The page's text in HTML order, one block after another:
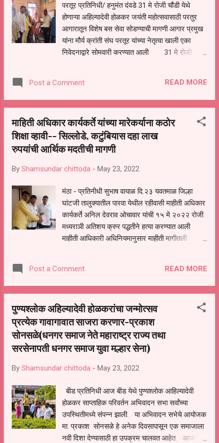
वाहनावर कारवाई केली. काहींना समज दिली आहे. शहरातील
वाहतूक व्यवस्था सुरुळीत करण्यासाठी प्रतिष्ठित
नागरिकांच्या बैठक घेतल्या मात्र फारसा प्रतिसाद मिळाला
नाही. पोलिस प्रशासन हे जबाबदारी घेत स्वत रेल्वेगे...
परतूर प्रतिनिधी/ हनुमंत दंवडे 31 मे रोजी चौंडी येथे
होणाऱ्या अहिल्यादेवी होळकर जयंती महोत्सवासाठी परतुर
आगारातून विशेष बस सेवा सोडण्याची मागणी आगार प्रमुख
यांना मौर्य क्रांती संघ परतूर यांच्या नेतृत्वा खाली एका
निवेदनाद्वारे सोमवारी करण्यात आली 31 मे रोजी
जन्मोत्सव साजरा केला जातो .या निमित्ताने चौंडी येथे
देशभरातून हजारो भाविक भक्त अहिल्या प्रेमी जमा होतात
अहिल्याप्रेमीची संख्या मोठी आहे. परतूर तालुक्यातील हजारो
लोक अहिल्यादेवी यांना अभिवादन करण्यासाठी चौंडी येथे
जाणार आहेत. त्यांच्या सोयीसाठी परतुर आगारातून म्हणजे
सुरू करण्याची मागणी करण्यात आली माननीय जिल्हाधिकारी
आल्या . निवेदना वरील सह्या हनुमंत दवंडे ,दत्ता कोल्हे,
विलास रोकडे ,भागवत रोकडे, विलास तरव टे, नामदेव गोरे,
शिवाजी भालेकर ,बाबू गोसावी...
Post a Comment READ MORE
माहिती अधिकार कार्यकर्ते यांच्या मारेकर्याना कठोर
शिक्षा व्हावी-- सिल्लोडे, कटुंबियास दहा लाख
रुपयांची आर्थिक मदतीची मागणी
By Shamsundar chittoda - May 23, 2022
मंठा - प्रतिनीधी सुभाष वायाळ दि.२३ यवतमाळ जिल्हा
घांटजी तालुक्यातील पारवा येथील रहीवासी माहीती अधिकार
कार्यकर्ते अनिल देवराव ओचावार यांची १५ मे २०२२ रोजी
मध्यराञी अतिशय क्रुर पद्धतीने हत्या करण्यात आली
माहीती आधिकारी अधिनियमानुसार माहीती मागीतली
आहे हि घटना धक्कादायक असुन महाराष्ट्रांच्या
प्रागतिक पंरपरेला काळीमा फासणारी आहे शासन व
म्हणुन काम करणार्या हजारो माहीती अधिकार कार्यकर्त्यांचे
जागरुक व संवेदनशिल नागरिकांचे मनोधर्य खचुन जाणारी
घटणा घटली आहे मृत अनिल देवराव ओचावार यांचा खटला
लवकर ट्रॕक कोर्टात चालवुन दोषीवर कठोर शिक्षा द्यावी
याप्रकारणात अपराध्याला चिथावणी देणारे सरकारी
अधिकारी सुञधार यांच्याही मुसक्या अवळव्यात माहीती
प्रशासन शासन पारदर्शक चालावे म्हणुन आपल्या जिवाची
बाजी लावणार्या मृत कार्यकर्ता यांच्या कुटुंबास किमान द...
Post a Comment READ MORE
पुण्यश्लोक अहिल्यादेवी होळकरांचा जन्मोत्सव
प्रत्येक गावागावात साजरा करणार-प्रकाश
सोनसळे(धनगर समाज नेते महाराष्ट्र राज्य तथा
सरसेनापती धनगर समाज युवा मल्हार सेना)
By Shamsundar chittoda - May 23, 2022
बीड प्रतिनिधी आज बीड येथे पुण्यश्लोक आहिल्यादेवी
होळकर साप्ताहिक परिवर्तन अभिवादन सभा सर्वांच्या
उपस्थितीमध्ये संपन्न झाली. या अभिवादन सभेचे आयोजक
मा. प्रकाश सोनसळे हे अनेक दिवसापासून एक समाजाला
नवी दिशा देण्यासाठी हा उपक्रम चालवत आहेत. आज बीड